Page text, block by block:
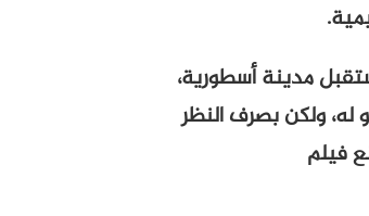
مدينة أسطورية،
له، ولكن بصرف النظر
فيلم